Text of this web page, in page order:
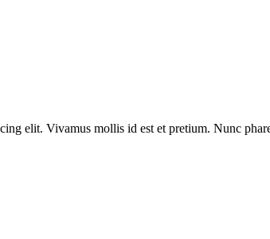
elit. Vivamus mollis id est et pretium. Nunc